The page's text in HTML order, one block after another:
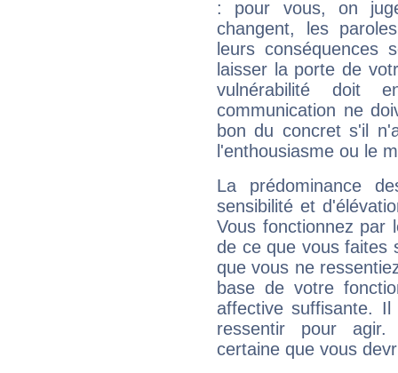
: pour vous, on
changent, les
leurs conséquences
laisser la porte de
vulnérabilité doit
communication ne
bon du concret s'il
l'enthousiasme ou le
La prédominance
sensibilité et
Vous fonctionnez
de ce que vous faites
que vous ne
base de votre
affective suffisante.
ressentir pour agir.
certaine que vous